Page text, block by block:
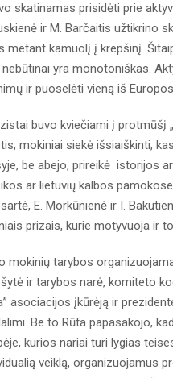
skatinamas prisidėti prie
ir M. Barčaitis užtikrino
metant kamuolį į krepšinį.
yra monotoniškas.
ir puoselėti vieną iš
buvo kviečiami į protmūšį
mokiniai siekė išsiaiškinti,
be abejo, prireikė istorijos
ar lietuvių kalbos
E. Morkūnienė ir I.
prizais, kurie motyvuoja ir
mokinių tarybos
ir tarybos narė, komiteto
asociacijos įkūrėją ir
Be to Rūta papasakojo,
kurios nariai turi lygias
veiklą, organizuojamus